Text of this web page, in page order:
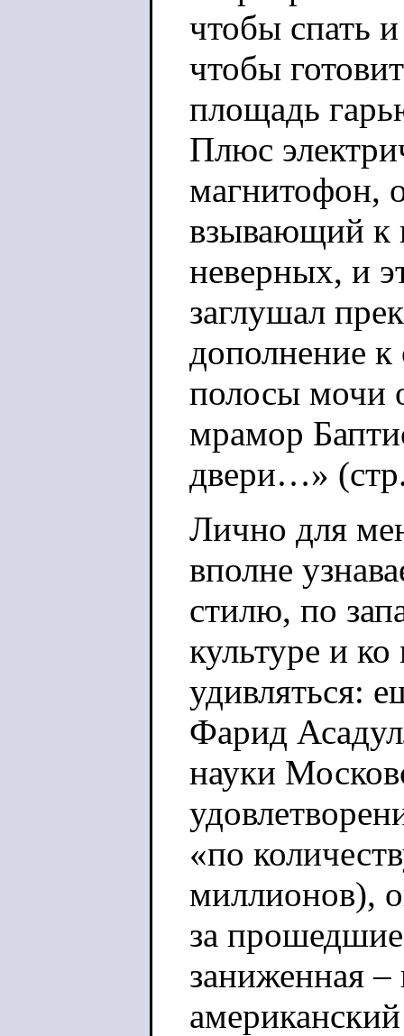
чтобы спать
чтобы
площадь
Плюс
магнитофон,
взывающий к
неверных, и
заглушал
дополнение
полосы мочи
мрамор
двери…»
Лично для
вполне
стилю, по
культуре и
удивляться:
Фарид
науки
«по
миллионов),
за
заниженная –